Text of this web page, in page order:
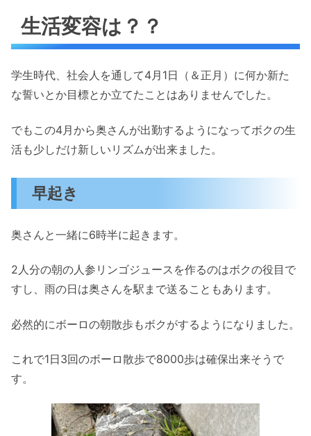
生活変容は？？
学生時代、社会人を通して4月1日（＆正月）に何か新た
な誓いとか目標とか立てたことはありませんでした。
でもこの4月から奥さんが出勤するようになってボクの生
活も少しだけ新しいリズムが出来ました。
早起き
奥さんと一緒に6時半に起きます。
2人分の朝の人参リンゴジュースを作るのはボクの役目で
すし、雨の日は奥さんを駅まで送ることもあります。
必然的にボーロの朝散歩もボクがするようになりました。
これで1日3回のボーロ散歩で8000歩は確保出来そうで
す。